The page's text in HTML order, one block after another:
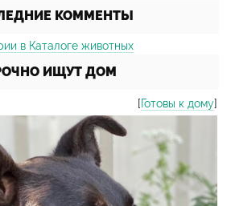
КОММЕНТЫ
в Каталоге животных
ИЩУТ ДОМ
[Готовы к дому]